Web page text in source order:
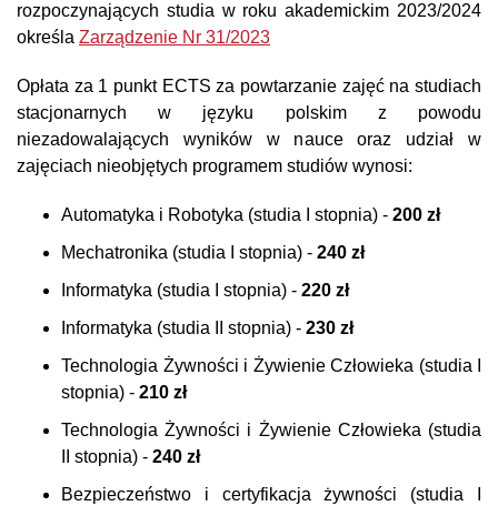
rozpoczynających studia w roku akademickim 2023/2024
określa Zarządzenie Nr 31/2023
Opłata za 1 punkt ECTS za powtarzanie zajęć na studiach
stacjonarnych w języku polskim z powodu
niezadowalających wyników w nauce oraz udział w
zajęciach nieobjętych programem studiów wynosi:
Automatyka i Robotyka (studia I stopnia) - 200 zł
Mechatronika (studia I stopnia) - 240 zł
Informatyka (studia I stopnia) - 220 zł
Informatyka (studia II stopnia) - 230 zł
Technologia Żywności i Żywienie Człowieka (studia I
stopnia) - 210 zł
Technologia Żywności i Żywienie Człowieka (studia
II stopnia) - 240 zł
Bezpieczeństwo i certyfikacja żywności (studia I